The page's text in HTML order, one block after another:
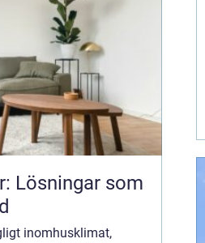
Lösningar som
inomhusklimat,